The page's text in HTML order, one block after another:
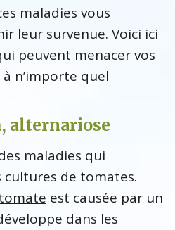
maladies vous
leur survenue. Voici ici
peuvent menacer vos
n’importe quel
alternariose
maladies qui
cultures de tomates.
est causée par un
dans les